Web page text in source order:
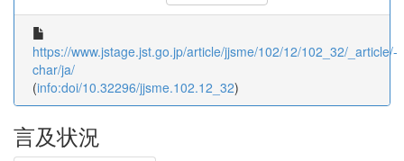
https://www.jstage.jst.go.jp/article/jjsme/102/12/102_32/_article/-
char/ja/
(info:doi/10.32296/jjsme.102.12_32)
言及状況